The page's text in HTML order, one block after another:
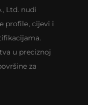
Ltd. nudi
profilе, cijevi i
u preciznoj
za